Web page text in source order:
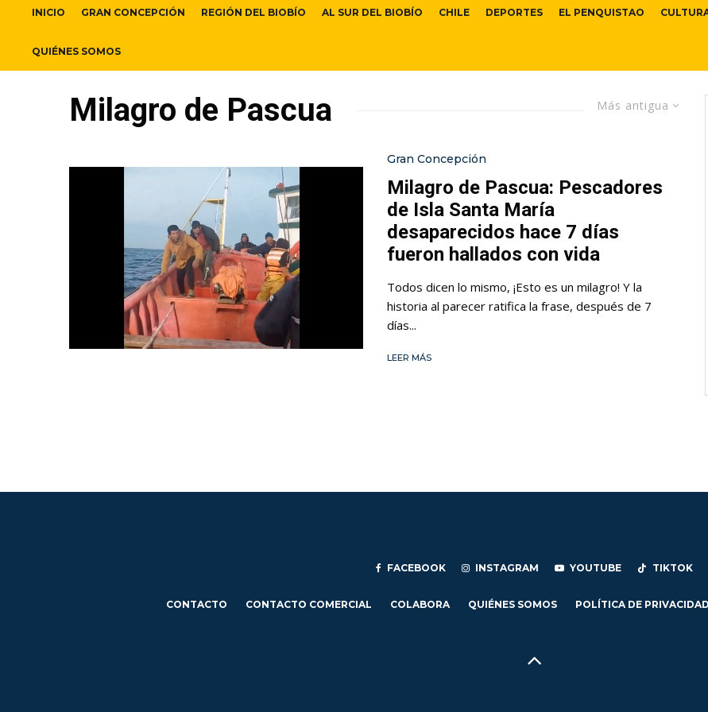
INICIO GRAN CONCEPCIÓN REGIÓN DEL BIOBÍO AL SUR DEL BIOBÍO CHILE DEPORTES EL PENQUISTAO
QUIÉNES SOMOS
Más antigua
Milagro de Pascua
Gran Concepción
Milagro de Pascua: Pescadores
de Isla Santa María
desaparecidos hace 7 días
fueron hallados con vida
Todos dicen lo mismo, ¡Esto es un milagro! Y la
historia al parecer ratifica la frase, después de 7
días...
LEER MÁS
FACEBOOK INSTAGRAM YOUTUBE TIKTOK
CONTACTO CONTACTO COMERCIAL COLABORA QUIÉNES SOMOS POLÍTICA DE